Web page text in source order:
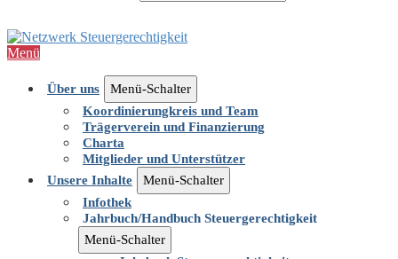
Menü
Über uns
Menü-Schalter
Koordinierungkreis und Team
Trägerverein und Finanzierung
Charta
Mitglieder und Unterstützer
Unsere Inhalte
Menü-Schalter
Infothek
Jahrbuch/Handbuch Steuergerechtigkeit
Menü-Schalter